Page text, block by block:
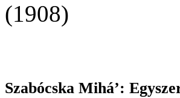
(1908)
Szabócska Mihá’: